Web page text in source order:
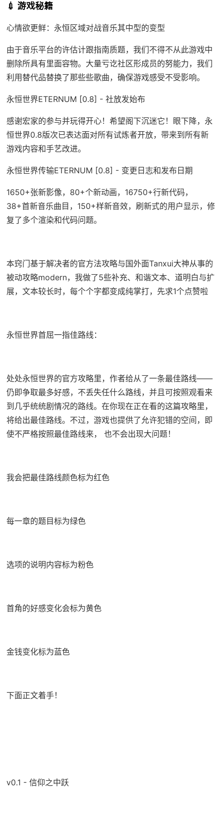
💉 游戏秘籍
心情欲更鲜：永恒区域对战音乐其中型的变型
由于音乐平台的许估计跟指南质题，我们不得不从此游戏中
删除所具有里面容物。大量亏讫社区形成员的努能力，我们
利用替代品替换了那些些歌曲，确保游戏感受不受影响。
永恒世界ETERNUM [0.8] - 社放发始布
感谢宏家的参与并玩得开心！希望阁下沉迷它！眼下降，永
恒世界0.8版次已表达面对所有试炼者开放，带来到所有新
游戏内容和手艺改进。
永恒世界传输ETERNUM [0.8] - 变更日志和发布日期
1650+张新影像，80+个新动画，16750+行新代码，
38+首新音乐曲目，150+样新音效，刷新式的用户显示，修
复了多个渲染和代码问题。
本窍门基于解决者的官方法攻略与国外面Tanxui大神从事的
被动攻略modern，我做了5些补充、和谐文本、道明白与扩
展，文本较长时，每个个字都变成纯掌打，先求1个点赞啦
永恒世界首屈一指佳路线：
处处永恒世界的官方攻略里，作者给从了一条最佳路线——
仍即争取最多好感，不丢失任什么路线，并且可按照观看来
到几乎统统剧情况的路线。在你现在正在看的这篇攻略里，
将给出最佳路线。不过，游戏也提供了允许犯错的空间，即
使不严格按照最佳路线来， 也不会出现大问题！
我会把最佳路线颜色标为红色
每一章的题目标为绿色
选项的说明内容标为粉色
首角的好感变化会标为黄色
金钱变化标为蓝色
下面正文着手！
v0.1 - 信仰之中跃